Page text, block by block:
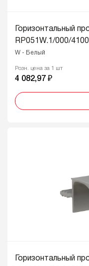
Горизонтальный
RP051W.1/000/4100
W - Белый
Розн. цена за 1 шт
4 082,97 ₽
Горизонтальный